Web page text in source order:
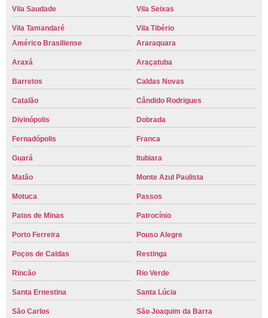
Vila Saudade Vila Seixas
Vila Tamandaré
Vila Tibério
Américo Brasiliense
Araraquara
Araxá Araçatuba
Barretos Caldas Novas
Catalão Cândido Rodrigues
Divinópolis Dobrada
Fernadópolis Franca
Guará Itubiara
Matão Monte Azul Paulista
Motuca Passos
Patos de Minas Patrocínio
Porto Ferreira Pouso Alegre
Poços de Caldas Restinga
Rincão Rio Verde
Santa Ernestina Santa Lúcia
São Carlos São Joaquim da Barra